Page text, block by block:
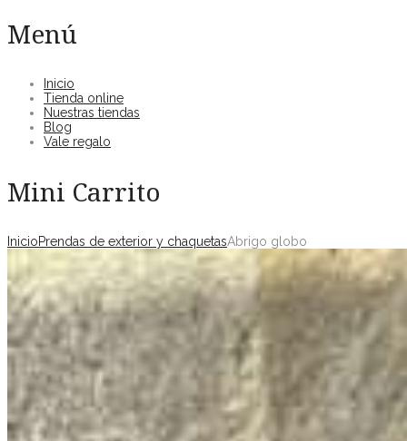
Menú
Inicio
Tienda online
Nuestras tiendas
Blog
Vale regalo
Mini Carrito
InicioPrendas de exterior y chaquetasAbrigo globo